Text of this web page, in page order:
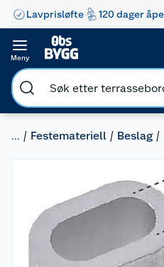
Lavprisløfte 120 dager
Meny
... Festemateriell Beslag